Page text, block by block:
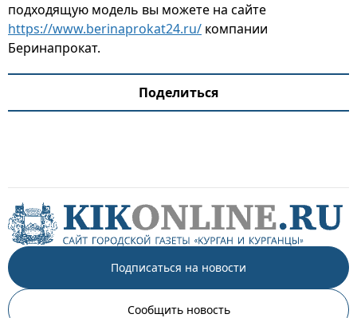
подходящую модель вы можете на сайте
https://www.berinaprokat24.ru/ компании
Беринапрокат.
Поделиться
Подписаться на новости
Сообщить новость